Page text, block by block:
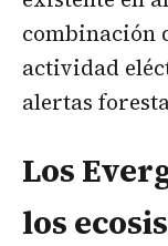
combinación
actividad
alertas
Los
los